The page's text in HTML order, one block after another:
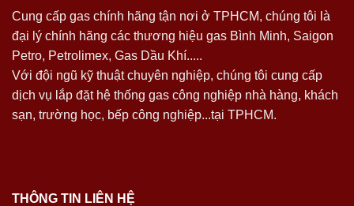
Cung cấp gas chính hãng tận nơi ở TPHCM, chúng tôi là
đại lý chính hãng các thương hiệu gas Bình Minh, Saigon
Petro, Petrolimex, Gas Dầu Khí.....
Với đội ngũ kỹ thuật chuyên nghiệp, chúng tôi cung cấp
dịch vụ lắp đặt hệ thống gas công nghiệp nhà hàng, khách
sạn, trường học, bếp công nghiệp...tại TPHCM.
THÔNG TIN LIÊN HỆ